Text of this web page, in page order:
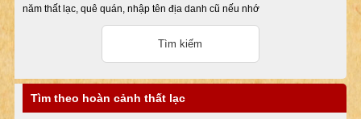
năm thất lạc, quê quán, nhập tên địa danh cũ nếu nhớ
Tìm theo hoàn cảnh thất lạc